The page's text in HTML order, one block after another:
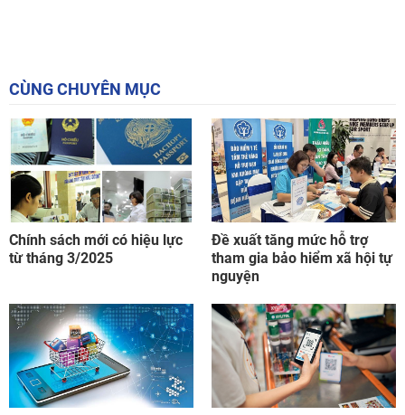
CÙNG CHUYÊN MỤC
Chính sách mới có hiệu lực
từ tháng 3/2025
Đề xuất tăng mức hỗ trợ
tham gia bảo hiểm xã hội tự
nguyện